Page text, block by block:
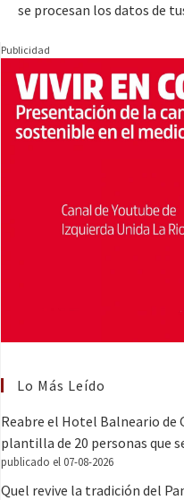
se procesan los datos de
Publicidad
Lo Más Leído
Reabre el Hotel Balneario de
plantilla de 20 personas que
publicado el 07-08-2026
Quel revive la tradición del